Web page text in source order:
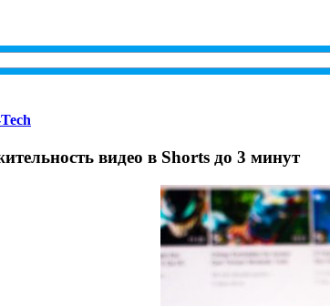
видео в Shorts до 3 минут